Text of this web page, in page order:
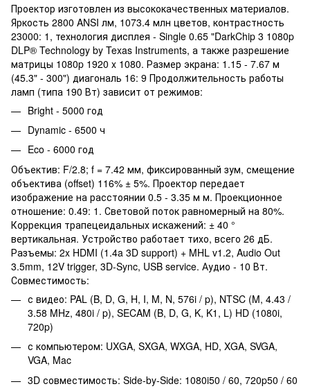
Проектор изготовлен из высококачественных материалов.
Яркость 2800 ANSI лм, 1073.4 млн цветов, контрастность
23000: 1, технология дисплея - Single 0.65 "DarkChip 3 1080p
DLP® Technology by Texas Instruments, а также разрешение
матрицы 1080p 1920 x 1080. Размер экрана: 1.15 - 7.67 м
(45.3" - 300") диагональ 16: 9 Продолжительность работы
ламп (типа 190 Вт) зависит от режимов:
Bright - 5000 год
Dynamic - 6500 ч
Eco - 6000 год
Объектив: F/2.8; f = 7.42 мм, фиксированный зум, смещение
объектива (offset) 116% ± 5%. Проектор передает
изображение на расстоянии 0.5 - 3.35 м м. Проекционное
отношение: 0.49: 1. Световой поток равномерный на 80%.
Коррекция трапецеидальных искажений: ± 40 °
вертикальная. Устройство работает тихо, всего 26 дБ.
Разъемы: 2x HDMI (1.4a 3D support) + MHL v1.2, Audio Out
3.5mm, 12V trigger, 3D-Sync, USB service. Аудио - 10 Вт.
Совместимость:
с видео: PAL (B, D, G, H, I, M, N, 576i / p), NTSC (M, 4.43 /
3.58 MHz, 480i / p), SECAM (B, D, G, K, K1, L) HD (1080i,
720p)
с компьютером: UXGA, SXGA, WXGA, HD, XGA, SVGA,
VGA, Mac
3D совместимость: Side-by-Side: 1080i50 / 60, 720p50 / 60